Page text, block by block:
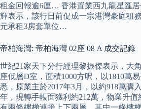
租金回報逾6厘… 香港置業西九龍星匯
輝表示，該行日前促成一宗港灣豪庭租
元承租3房套單位…
帝柏海灣: 帝柏海灣 02座 08 A 成交記錄
世紀21家天下分行經理黎振傑表示，大
座低層D室，面積1000方呎，以1810萬
悉，原業主於2017年3月，以約918萬購
年，現轉手帳面獲利約212萬，物業升值
有兩條樓梯連接上下兩層，其中一條樓